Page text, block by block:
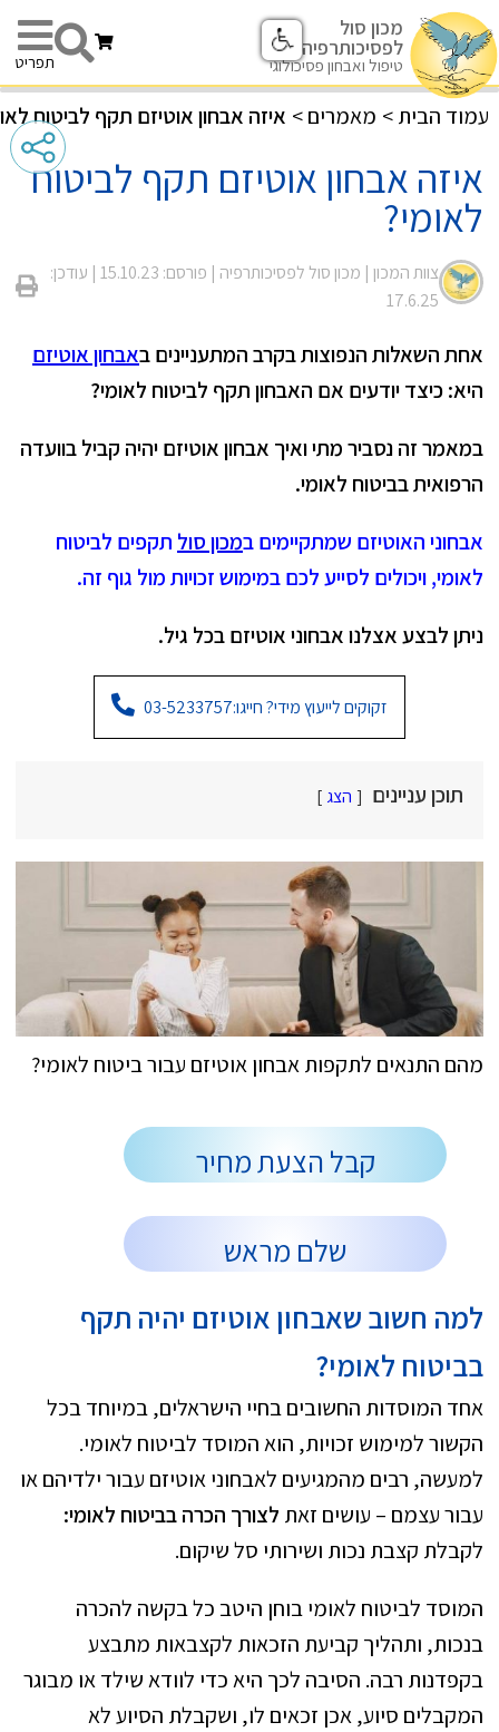
מכון סול
לפסיכותרפיה
טיפול ואבחון פסיכולוגי תפריט
איזה אבחון אוטיזם תקף לביטוח > מאמרים > עמוד הבית
איזה אבחון אוטיזם תקף לביטוח
לאומי?
צוות המכון | מכון סול לפסיכותרפיה | פורסם: 15.10.23
| עודכן:
17.6.25
אחת השאלות הנפוצות בקרב המתעניינים באבחון אוטיזם
היא: כיצד יודעים אם האבחון תקף לביטוח לאומי?
במאמר זה נסביר מתי ואיך אבחון אוטיזם יהיה קביל בוועדה
הרפואית בביטוח לאומי.
אבחוני האוטיזם שמתקיימים במכון סול תקפים לביטוח
לאומי, ויכולים לסייע לכם במימוש זכויות מול גוף זה.
ניתן לבצע אצלנו אבחוני אוטיזם בכל גיל.
זקוקים לייעוץ מידי? חייגו:03-5233757
תוכן עניינים הצג
מהם התנאים לתקפות אבחון אוטיזם עבור ביטוח לאומי?
קבל הצעת מחיר
שלם מראש
למה חשוב שאבחון אוטיזם יהיה תקף
בביטוח לאומי?
אחד המוסדות החשובים בחיי הישראלים, במיוחד בכל
הקשור למימוש זכויות, הוא המוסד לביטוח לאומי.
למעשה, רבים מהמגיעים לאבחוני אוטיזם עבור ילדיהם או
עבור עצמם – עושים זאת לצורך הכרה בביטוח לאומי:
לקבלת קצבת נכות ושירותי סל שיקום.
המוסד לביטוח לאומי בוחן היטב כל בקשה להכרה
בנכות, ותהליך קביעת הזכאות לקצבאות מתבצע
בקפדנות רבה. הסיבה לכך היא כדי לוודא שילד או מבוגר
המקבלים סיוע, אכן זכאים לו, ושקבלת הסיוע לא